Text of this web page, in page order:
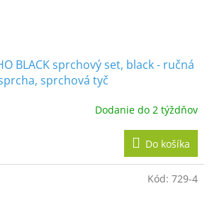
BLACK sprchový set, black - ručná
sprchová tyč
Dodanie do 2 týždňov
Do košíka
Kód: 729-4